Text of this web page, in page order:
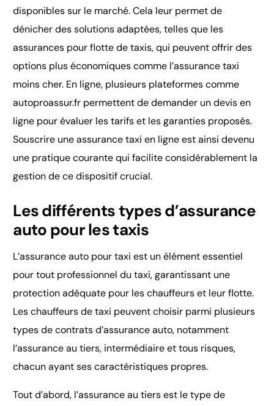
disponibles sur le marché. Cela leur permet de
dénicher des solutions adaptées, telles que les
assurances pour flotte de taxis, qui peuvent offrir des
options plus économiques comme l’assurance taxi
moins cher. En ligne, plusieurs plateformes comme
autoproassur.fr permettent de demander un devis en
ligne pour évaluer les tarifs et les garanties proposés.
Souscrire une assurance taxi en ligne est ainsi devenu
une pratique courante qui facilite considérablement la
gestion de ce dispositif crucial.
Les différents types d’assurance
auto pour les taxis
L’assurance auto pour taxi est un élément essentiel
pour tout professionnel du taxi, garantissant une
protection adéquate pour les chauffeurs et leur flotte.
Les chauffeurs de taxi peuvent choisir parmi plusieurs
types de contrats d’assurance auto, notamment
l’assurance au tiers, intermédiaire et tous risques,
chacun ayant ses caractéristiques propres.
Tout d’abord, l’assurance au tiers est le type de